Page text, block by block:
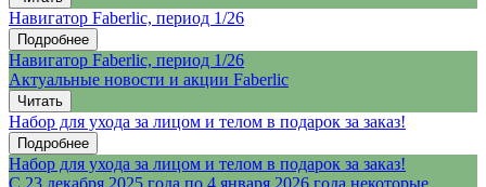
Навигатор Faberlic, период 1/26
Подробнее
Навигатор Faberlic, период 1/26
Актуальные новости и акции Faberlic
Читать
Набор для ухода за лицом и телом в подарок за заказ!
Подробнее
Набор для ухода за лицом и телом в подарок за заказ!
С 23 декабря 2025 года по 4 января 2026 года некоторые